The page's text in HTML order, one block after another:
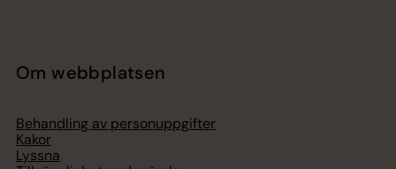
Om webbplatsen
Behandling av personuppgifter
Kakor
Lyssna